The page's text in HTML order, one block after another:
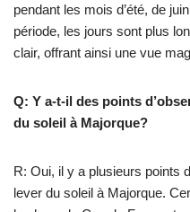
pendant les mois d’été, de
période, les jours sont plus
clair, offrant ainsi une vue
Q: Y a-t-il des points
du soleil à Majorque?
R: Oui, il y a plusieurs points
lever du soleil à Majorque.